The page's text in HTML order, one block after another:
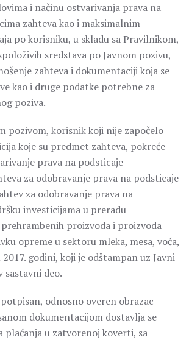
i načinu ostvarivanja prava na
zahteva kao i maksimalnim
po korisniku, u skladu sa Pravilnikom,
sredstava po Javnom pozivu,
zahteva i dokumentaciji koja se
kao i druge podatke potrebne za
poziva.
pozivom, korisnik koji nije započelo
koje su predmet zahteva, pokreće
prava na podsticaje
za odobravanje prava na podsticaje
za odobravanje prava na
investicijama u preradu
proizvoda i proizvoda
opreme u sektoru mleka, mesa, voća,
godini, koji je odštampan uz Javni
sastavni deo.
odnosno overen obrazac
dokumentacijom dostavlja se
plaćanja u zatvorenoj koverti, sa